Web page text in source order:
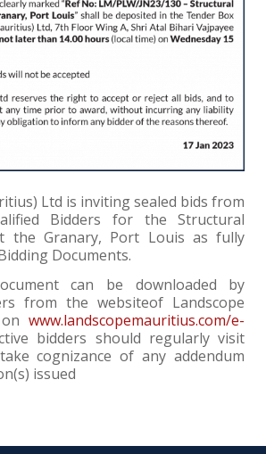
Ltd is inviting sealed bids from
Bidders for the Structural
the Granary, Port Louis as fully
Documents.
can be downloaded by
from the websiteof Landscope
onwww.landscopemauritius.com/e-
bidders should regularly visit
cognizance of any addendum
issued